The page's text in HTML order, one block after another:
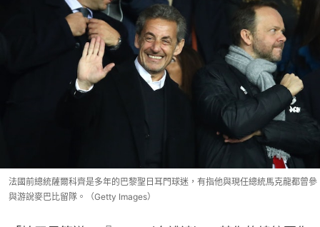
法國前總統薩爾科齊是多年的巴黎聖日耳門球迷，有指他與現任總統馬克龍都曾參
與游說麥巴比留隊。（Getty Images）